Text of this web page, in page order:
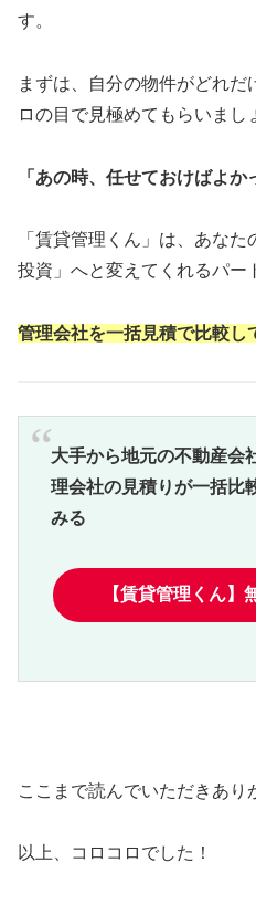
す。
まずは、自分の物件がどれ
ロの目で見極めてもらいまし
「あの時、任せておけばよか
「賃貸管理くん」は、あな
投資」へと変えてくれるパー
管理会社を一括見積で比較し
大手から地元の不動産会
理会社の見積りが一括比
みる
【賃貸管理くん】
ここまで読んでいただきあり
以上、コロコロでした！